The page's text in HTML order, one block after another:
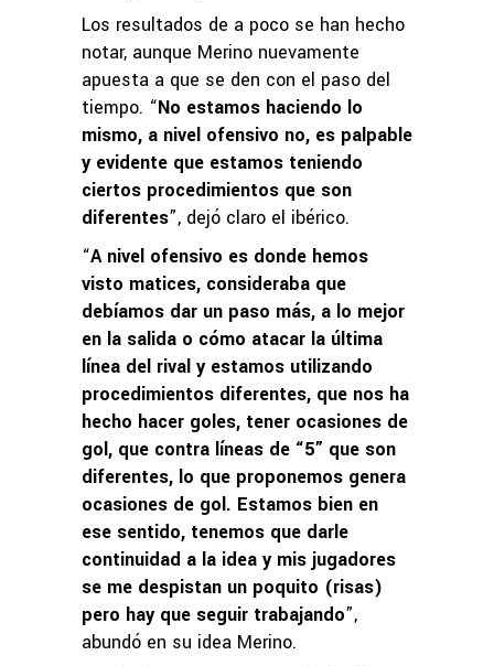
Los resultados de a poco se han hecho
notar, aunque Merino nuevamente
apuesta a que se den con el paso del
tiempo. “No estamos haciendo lo
mismo, a nivel ofensivo no, es palpable
y evidente que estamos teniendo
ciertos procedimientos que son
diferentes”, dejó claro el ibérico.
“A nivel ofensivo es donde hemos
visto matices, consideraba que
debíamos dar un paso más, a lo mejor
en la salida o cómo atacar la última
línea del rival y estamos utilizando
procedimientos diferentes, que nos ha
hecho hacer goles, tener ocasiones de
gol, que contra líneas de “5” que son
diferentes, lo que proponemos genera
ocasiones de gol. Estamos bien en
ese sentido, tenemos que darle
continuidad a la idea y mis jugadores
se me despistan un poquito (risas)
pero hay que seguir trabajando”,
abundó en su idea Merino.